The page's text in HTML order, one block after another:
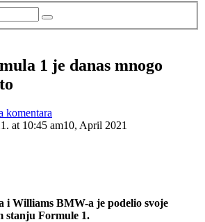
1 je danas mnogo
komentara
at 10:45 am10, April 2021
i Williams BMW-a je podelio svoje
stanju Formule 1.